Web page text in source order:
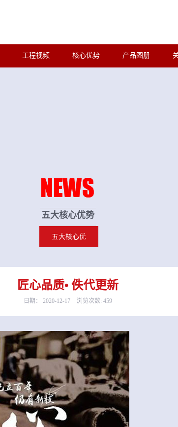
工程视频 核心优势 产品图册
五大核心优势
五大核心优势
匠心品质• 佚代更新
日期： 2020-12-17 浏览次数: 459